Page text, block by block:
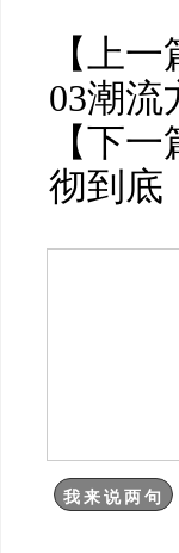
【上一
03潮流
【下一
彻到底